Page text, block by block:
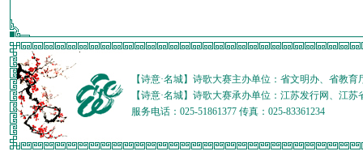
【诗意·名城】诗歌大赛主办单位：省文明办、省教
【诗意·名城】诗歌大赛承办单位：江苏发行网、江
服务电话：025-51861377 传真：025-83361234